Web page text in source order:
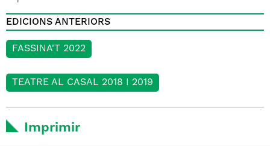
EDICIONS ANTERIORS
FASSINA'T 2022
TEATRE AL CASAL 2018 I 2019
Imprimir